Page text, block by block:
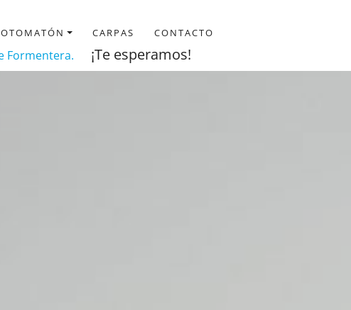
CARPAS CONTACTO
Formentera. ¡Te esperamos!